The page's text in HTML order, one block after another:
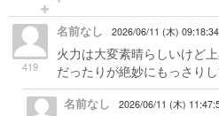
419
名前なし 2026/06/11 (木) 09:18:34
火力は大変素晴らしいけど
だったりが絶妙にもっさり
名前なし 2026/06/11 (木)